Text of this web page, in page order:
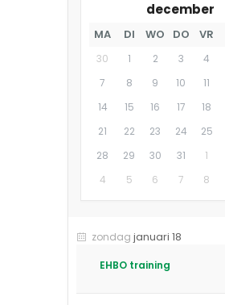
december
MA DI WO DO VR
30 1 2 3 4
7
8 9 10 11
14
15 16 17 18
21
22 23 24 25
28
29 30 31 1
4
5 6 7 8
zondag januari 18
EHBO training